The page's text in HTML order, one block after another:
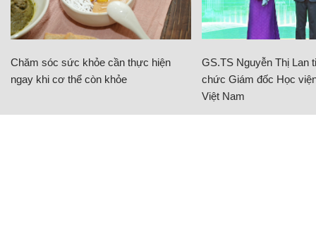
Chăm sóc sức khỏe cần thực hiện
ngay khi cơ thể còn khỏe
GS.TS Nguyễn Thị Lan
chức Giám đốc Học
Việt Nam